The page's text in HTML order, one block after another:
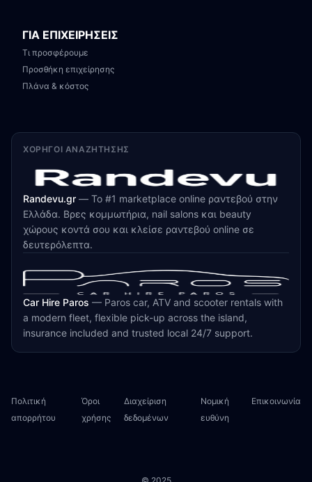
ΓΙΑ ΕΠΙΧΕΙΡΗΣΕΙΣ
Τι προσφέρουμε
Προσθήκη επιχείρησης
Πλάνα & κόστος
ΧΟΡΗΓΟΊ ΑΝΑΖΉΤΗΣΗΣ
Randevu.gr — Το #1 marketplace online ραντεβού στην
Ελλάδα. Βρες κομμωτήρια, nail salons και beauty
χώρους κοντά σου και κλείσε ραντεβού online σε
δευτερόλεπτα.
Car Hire Paros — Paros car, ATV and scooter rentals with
a modern fleet, flexible pick-up across the island,
insurance included and trusted local 24/7 support.
Πολιτική
απορρήτου
Όροι
χρήσης
Διαχείριση
δεδομένων
Νομική
ευθύνη
Επικοινωνία